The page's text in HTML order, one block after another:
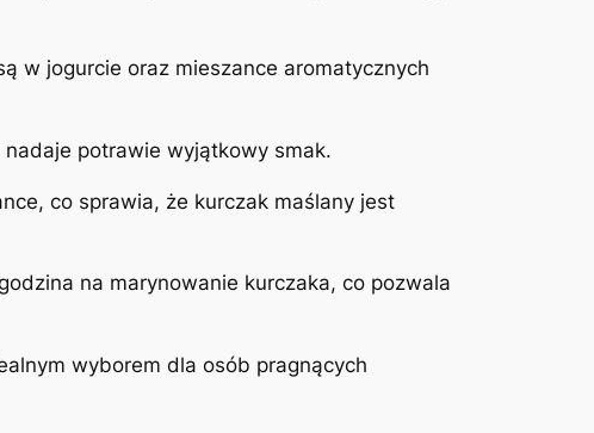
w jogurcie oraz mieszance aromatycznych
potrawie wyjątkowy smak.
co sprawia, że kurczak maślany jest
na marynowanie kurczaka, co pozwala
wyborem dla osób pragnących